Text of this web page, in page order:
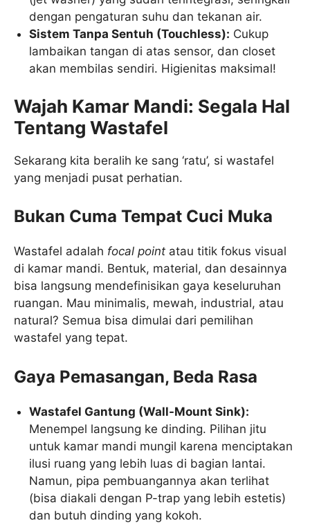
dengan pengaturan suhu dan tekanan air.
Sistem Tanpa Sentuh (Touchless): Cukup
lambaikan tangan di atas sensor, dan closet
akan membilas sendiri. Higienitas maksimal!
Wajah Kamar Mandi: Segala Hal
Tentang Wastafel
Sekarang kita beralih ke sang ‘ratu’, si wastafel
yang menjadi pusat perhatian.
Bukan Cuma Tempat Cuci Muka
Wastafel adalah focal point atau titik fokus visual
di kamar mandi. Bentuk, material, dan desainnya
bisa langsung mendefinisikan gaya keseluruhan
ruangan. Mau minimalis, mewah, industrial, atau
natural? Semua bisa dimulai dari pemilihan
wastafel yang tepat.
Gaya Pemasangan, Beda Rasa
Wastafel Gantung (Wall-Mount Sink):
Menempel langsung ke dinding. Pilihan jitu
untuk kamar mandi mungil karena menciptakan
ilusi ruang yang lebih luas di bagian lantai.
Namun, pipa pembuangannya akan terlihat
(bisa diakali dengan P-trap yang lebih estetis)
dan butuh dinding yang kokoh.